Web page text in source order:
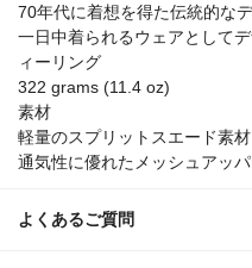
70年代に着想を得た伝統的な
一日中着られるウェアとして
ィーリング
322 grams (11.4 oz)
素材
軽量のスプリットスエード素材
通気性に優れたメッシュアッ
よくあるご質問